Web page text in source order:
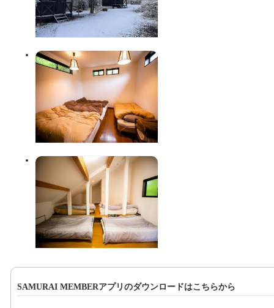
SAMURAI MEMBERアプリのダウンロードはこちらから